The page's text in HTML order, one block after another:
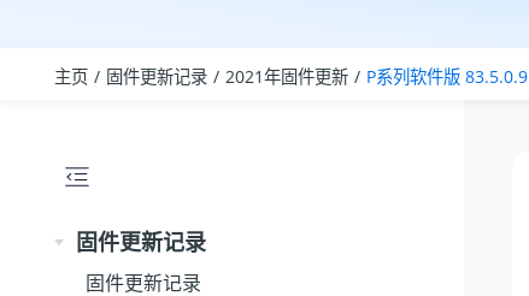
主页 固件更新记录 2021年固件更新 P系列软件版 83.5.0.9
固件更新记录
固件更新记录